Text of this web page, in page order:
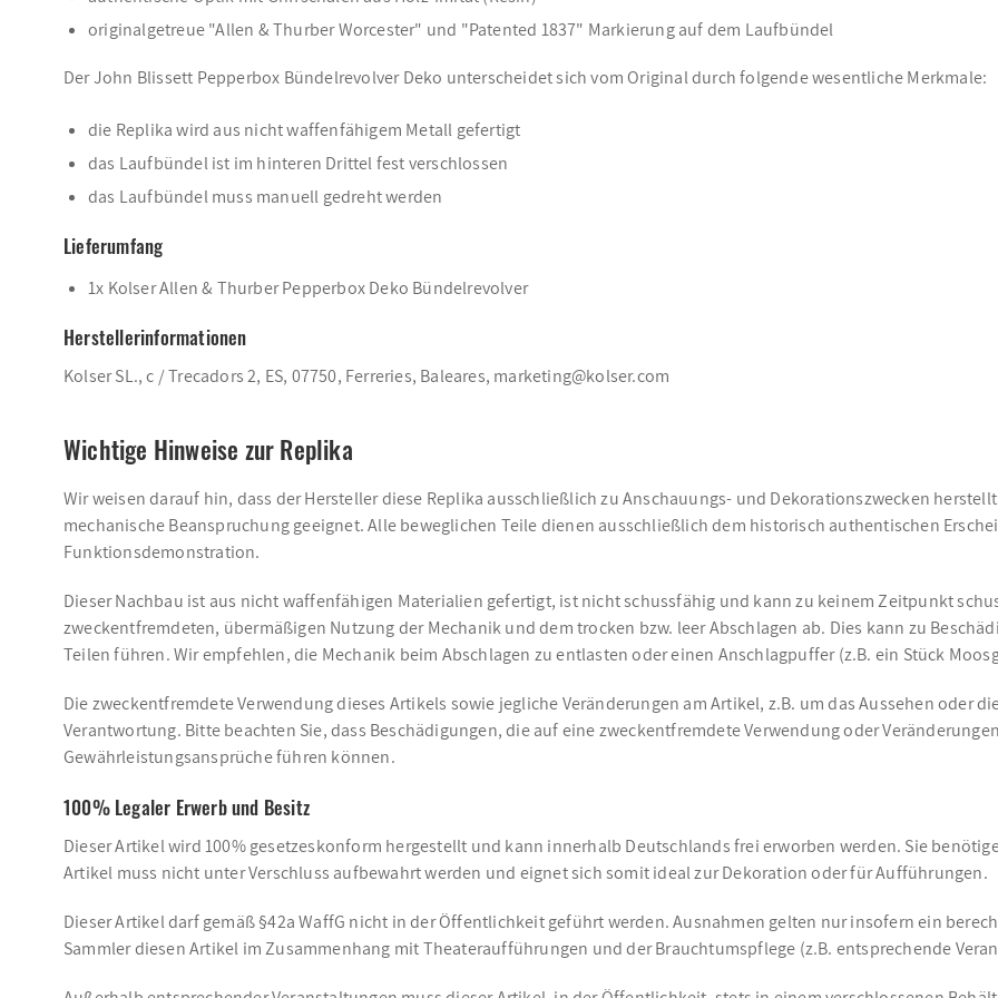
originalgetreue "Allen & Thurber Worcester" und "Patented 1837" Markierung auf dem Laufbündel
Der John Blissett Pepperbox Bündelrevolver Deko unterscheidet sich vom Original durch folgende wesentliche Merkmale:
die Replika wird aus nicht waffenfähigem Metall gefertigt
das Laufbündel ist im hinteren Drittel fest verschlossen
das Laufbündel muss manuell gedreht werden
Lieferumfang
1x Kolser Allen & Thurber Pepperbox Deko Bündelrevolver
Herstellerinformationen
Kolser SL., c / Trecadors 2, ES, 07750, Ferreries, Baleares, marketing@kolser.com
Wichtige Hinweise zur Replika
Wir weisen darauf hin, dass der Hersteller diese Replika ausschließlich zu Anschauungs- und Dekorationszwecken
mechanische Beanspruchung geeignet. Alle beweglichen Teile dienen ausschließlich dem historisch authentischen
Funktionsdemonstration.
Dieser Nachbau ist aus nicht waffenfähigen Materialien gefertigt, ist nicht schussfähig und kann zu keinem Zeitpunkt
zweckentfremdeten, übermäßigen Nutzung der Mechanik und dem trocken bzw. leer Abschlagen ab. Dies kann zu
Teilen führen. Wir empfehlen, die Mechanik beim Abschlagen zu entlasten oder einen Anschlagpuffer (z.B. ein Stück
Die zweckentfremdete Verwendung dieses Artikels sowie jegliche Veränderungen am Artikel, z.B. um das Aussehen oder
Verantwortung. Bitte beachten Sie, dass Beschädigungen, die auf eine zweckentfremdete Verwendung oder
Gewährleistungsansprüche führen können.
100% Legaler Erwerb und Besitz
Dieser Artikel wird 100% gesetzeskonform hergestellt und kann innerhalb Deutschlands frei erworben werden. Sie
Artikel muss nicht unter Verschluss aufbewahrt werden und eignet sich somit ideal zur Dekoration oder für Aufführungen.
Dieser Artikel darf gemäß §42a WaffG nicht in der Öffentlichkeit geführt werden. Ausnahmen gelten nur insofern ein
Sammler diesen Artikel im Zusammenhang mit Theateraufführungen und der Brauchtumspflege (z.B. entsprechende